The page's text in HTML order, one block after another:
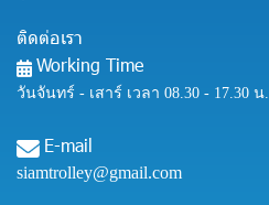
ติดต่อเรา
Working Time
วันจันทร์ - เสาร์ เวลา 08.30 - 17.30 น.
E-mail
siamtrolley@gmail.com